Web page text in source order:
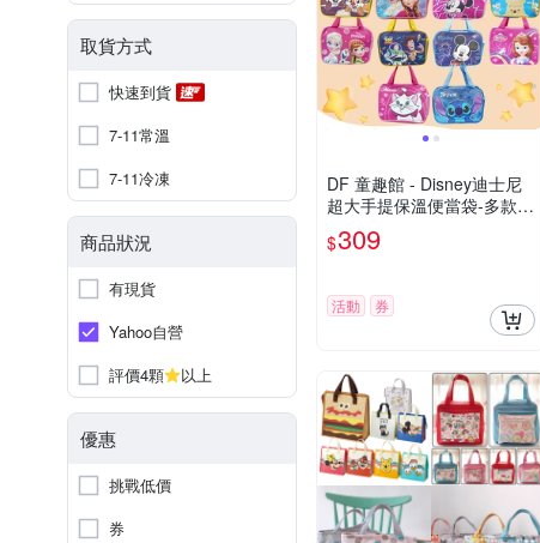
取貨方式
快速到貨
7-11常溫
7-11冷凍
商品狀況
有現貨
Yahoo自營
評價4顆
以上
優惠
挑戰低價
券
DF 童趣館 - Disney迪士尼
超大手提保溫便當袋-多款可
選
$309
活動 券